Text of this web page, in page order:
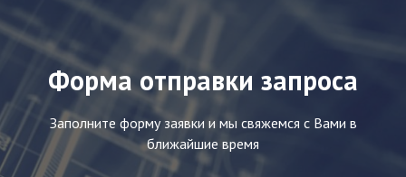
Форма отправки запроса
Заполните форму заявки и мы свяжемся с Вами в
ближайшие время